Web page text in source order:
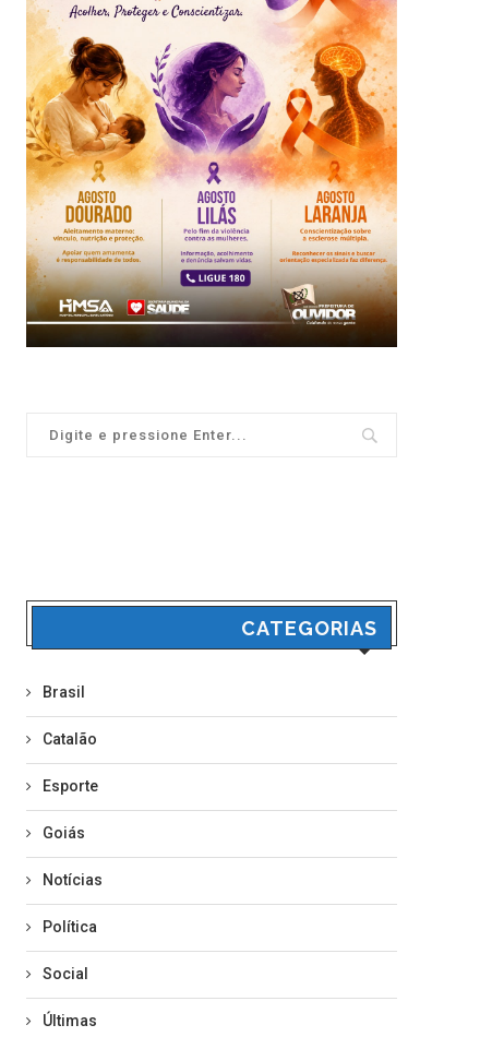
CATEGORIAS
Brasil
Catalão
Esporte
Goiás
Notícias
Política
Social
Últimas